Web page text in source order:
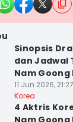
Sinopsis
dan Jadwal
Nam Goong
11 Jun 2026,
Korea
4 Aktris
Nam